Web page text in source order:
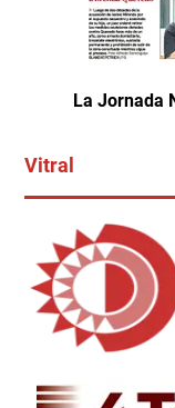
La Jornada
Vitral